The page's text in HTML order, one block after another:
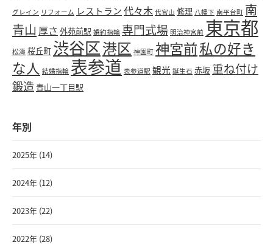
グレイン リフォーム レストラン代々木 代官山 修理 八幡下 南平台町 南
青山 厚さ 外苑前駅 婚約指輪 専門式場 明治神宮前 東京都
松濤 桜丘町 渋谷区港区 神園町 神宮前私の好き
な人 結婚指輪 表参道 表参道駅 観光 誕生石 赤坂 重ね付け
鍛造青山一丁目駅
年別
2025年 (14)
2024年 (12)
2023年 (22)
2022年 (28)